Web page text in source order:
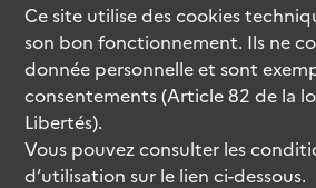
Ce site utilise descookies
son bon fonctionnement. Ils ne
donnée personnelle et sont
consentements (Article 82 de la
Libertés).
Vous pouvez consulter les
d’utilisation sur le lien ci-dessous.